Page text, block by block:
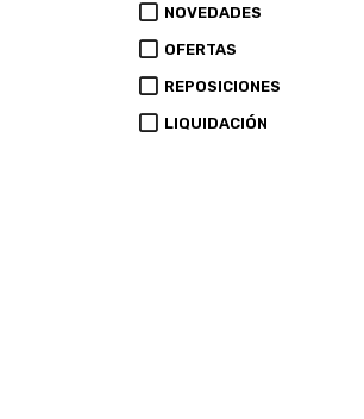
NOVEDADES
OFERTAS
REPOSICIONES
LIQUIDACIÓN